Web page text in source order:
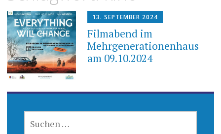
13. SEPTEMBER 2024
Filmabend im
Mehrgenerationenhaus
am 09.10.2024
NACH: